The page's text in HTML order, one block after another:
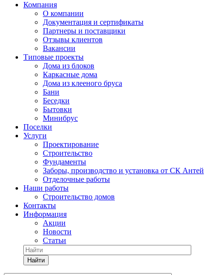
Компания
О компании
Документация и сертификаты
Партнеры и поставщики
Отзывы клиентов
Вакансии
Типовые проекты
Дома из блоков
Каркасные дома
Дома из клееного бруса
Бани
Беседки
Бытовки
Минибрус
Поселки
Услуги
Проектирование
Строительство
Фундаменты
Заборы, производство и установка от СК Антей
Отделочные работы
Наши работы
Строительство домов
Контакты
Информация
Акции
Новости
Статьи
Найти